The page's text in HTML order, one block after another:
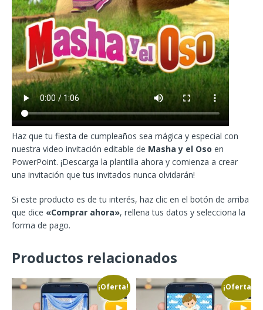
Haz que tu fiesta de cumpleaños sea mágica y especial con
nuestra video invitación editable de Masha y el Oso en
PowerPoint. ¡Descarga la plantilla ahora y comienza a crear
una invitación que tus invitados nunca olvidarán!
Si este producto es de tu interés, haz clic en el botón de arriba
que dice «Comprar ahora», rellena tus datos y selecciona la
forma de pago.
Productos relacionados
¡Oferta! ¡Oferta!